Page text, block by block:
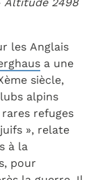
les Anglais
a une
siècle,
alpins
refuges
», relate
à la
pour